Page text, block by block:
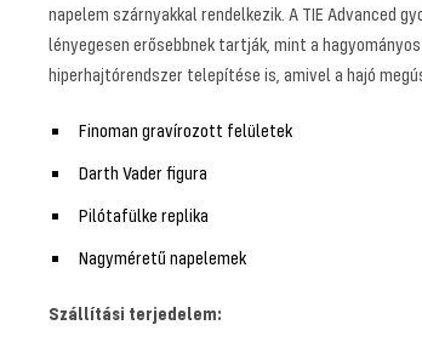
napelem szárnyakkal rendelkezik. A TIE Advanced
lényegesen erősebbnek tartják, mint a
hiperhajtórendszer telepítése is, amivel a hajó
Finoman gravírozott felületek
Darth Vader figura
Pilótafülke replika
Nagyméretű napelemek
Szállítási terjedelem: